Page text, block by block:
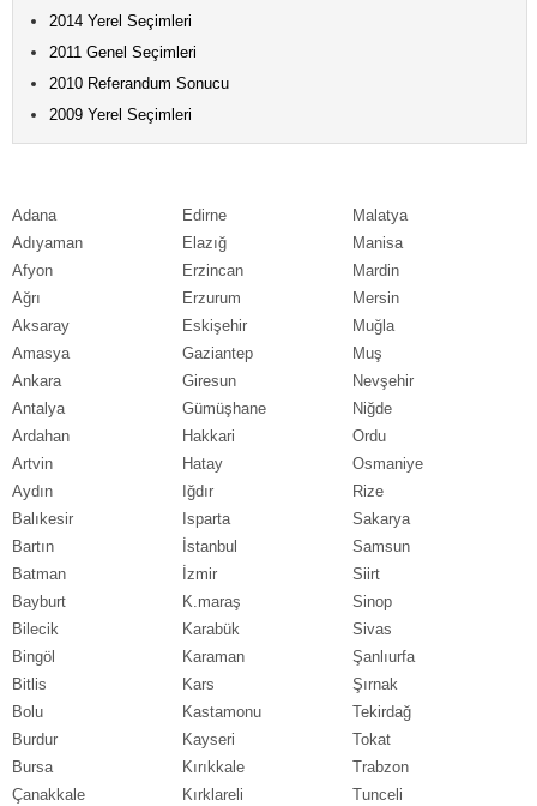
Adana
Adıyaman
Afyon
Ağrı
Aksaray
Amasya
Ankara
Antalya
Ardahan
Artvin
Aydın
Balıkesir
Bartın
Batman
Bayburt
Bilecik
Bingöl
Bitlis
Bolu
Burdur
Bursa
Çanakkale
Edirne
Elazığ
Erzincan
Erzurum
Eskişehir
Gaziantep
Giresun
Gümüşhane
Hakkari
Hatay
Iğdır
Isparta
İstanbul
İzmir
K.maraş
Karabük
Karaman
Kars
Kastamonu
Kayseri
Kırıkkale
Kırklareli
Malatya
Manisa
Mardin
Mersin
Muğla
Muş
Nevşehir
Niğde
Ordu
Osmaniye
Rize
Sakarya
Samsun
Siirt
Sinop
Sivas
Şanlıurfa
Şırnak
Tekirdağ
Tokat
Trabzon
Tunceli
2014 Yerel Seçimleri
2011 Genel Seçimleri
2010 Referandum Sonucu
2009 Yerel Seçimleri